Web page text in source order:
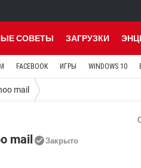
СОВЕТЫ ЗАГРУЗКИ
FACEBOOK ИГРЫ WINDOWS 10
mail
mail Закрыто